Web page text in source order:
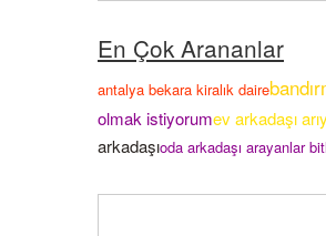
En Çok Arananlar
antalya bekara kiralık daire
olmak istiyorumev arkadaşı
arkadaşıoda arkadaşı arayanlar